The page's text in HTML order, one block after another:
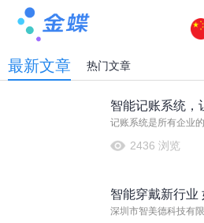
最新文章 热门文章
智能记账系统，
和未来发展更有
记账系统是所有企业
的智能记账系统，更
2436 浏览
智能穿戴新行业
深圳市智美德科技有